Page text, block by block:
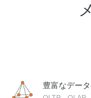
豊富なデー